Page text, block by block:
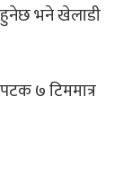
भने खेलाडी
७ टिममात्र